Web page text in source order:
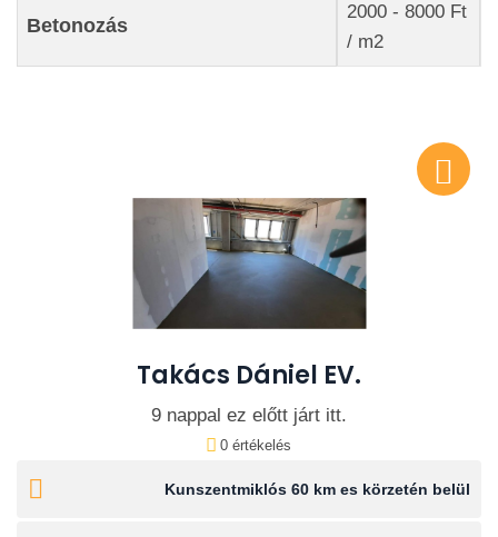
Betonozás
2000 - 8000 Ft
/ m2
Takács Dániel EV.
9 nappal ez előtt járt itt.
0 értékelés
Kunszentmiklós 60 km es körzetén belül